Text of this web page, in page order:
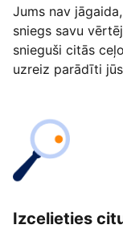
Jums nav
sniegs savu
snieguši citās
uzreiz parādīti
Izcelieties